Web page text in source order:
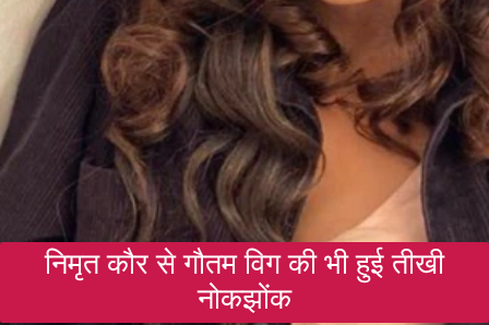
निमृत कौर से गौतम विग की भी हुई तीखी
नोकझोंक